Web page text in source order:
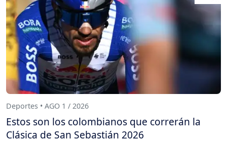
Deportes • AGO 1 / 2026
Estos son los colombianos que correrán la
Clásica de San Sebastián 2026